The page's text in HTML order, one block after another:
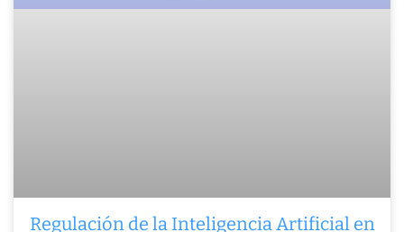
Regulación de la Inteligencia Artificial en